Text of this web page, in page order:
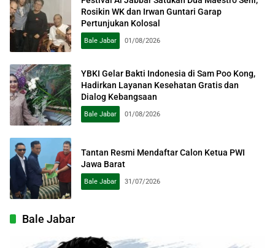
Rosikin WK dan Irwan Guntari Garap
Pertunjukan Kolosal
Bale Jabar 01/08/2026
YBKI Gelar Bakti Indonesia di Sam Poo Kong,
Hadirkan Layanan Kesehatan Gratis dan
Dialog Kebangsaan
Bale Jabar 01/08/2026
Tantan Resmi Mendaftar Calon Ketua PWI
Jawa Barat
Bale Jabar 31/07/2026
Bale Jabar